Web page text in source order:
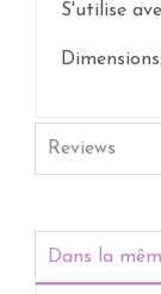
S'utilise
Reviews
Dans la